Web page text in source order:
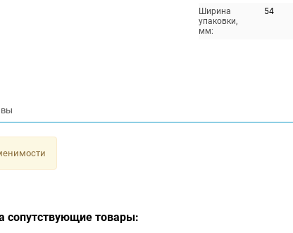
Ширина
упаковки,
мм:
54
сопутствующие товары: